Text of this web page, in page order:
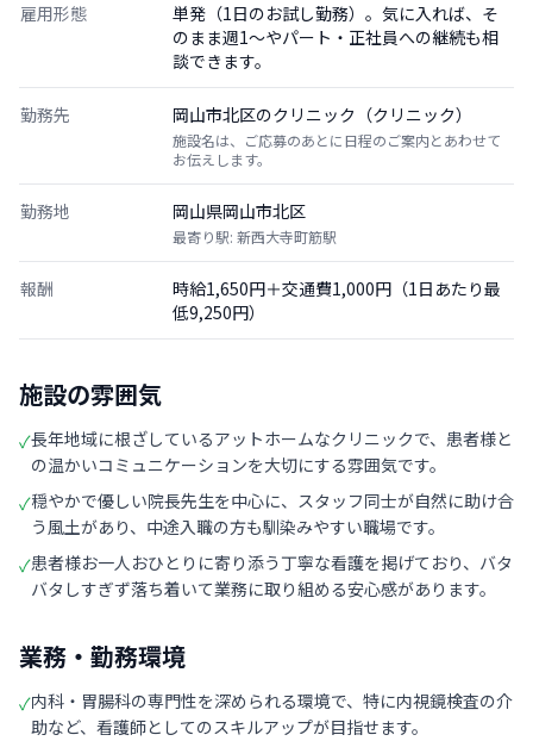
雇用形態
単発（1日のお試し勤務）。気に入れば、そ
のまま週1〜やパート・正社員への継続も相
談できます。
勤務先 岡山市北区のクリニック（クリニック）
施設名は、ご応募のあとに日程のご案内とあわせて
お伝えします。
勤務地 岡山県岡山市北区
最寄り駅: 新西大寺町筋駅
報酬
時給1,650円＋交通費1,000円（1日あたり最
低9,250円）
施設の雰囲気
✓長年地域に根ざしているアットホームなクリニックで、患者様と
の温かいコミュニケーションを大切にする雰囲気です。
✓穏やかで優しい院長先生を中心に、スタッフ同士が自然に助け合
う風土があり、中途入職の方も馴染みやすい職場です。
✓患者様お一人おひとりに寄り添う丁寧な看護を掲げており、バタ
バタしすぎず落ち着いて業務に取り組める安心感があります。
業務・勤務環境
✓内科・胃腸科の専門性を深められる環境で、特に内視鏡検査の介
助など、看護師としてのスキルアップが目指せます。